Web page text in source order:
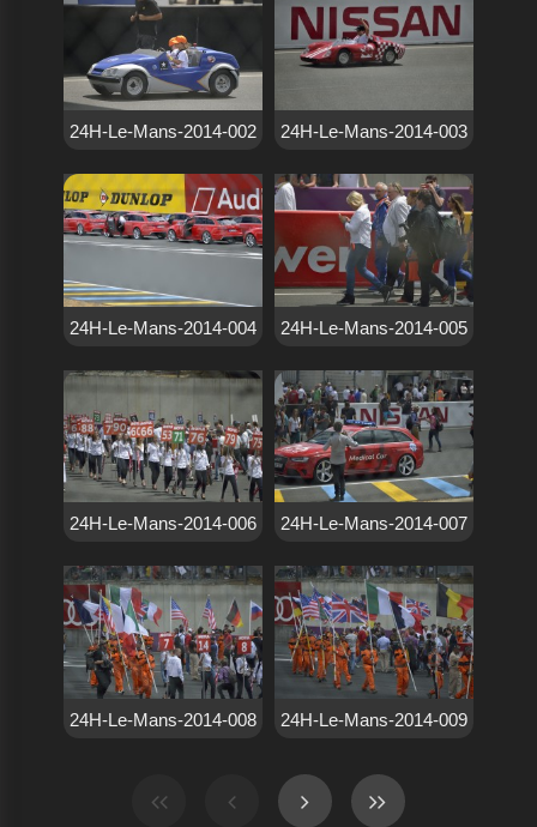
24H-Le-Mans-2014-002 24H-Le-Mans-2014-003
24H-Le-Mans-2014-004 24H-Le-Mans-2014-005
24H-Le-Mans-2014-006 24H-Le-Mans-2014-007
24H-Le-Mans-2014-008 24H-Le-Mans-2014-009